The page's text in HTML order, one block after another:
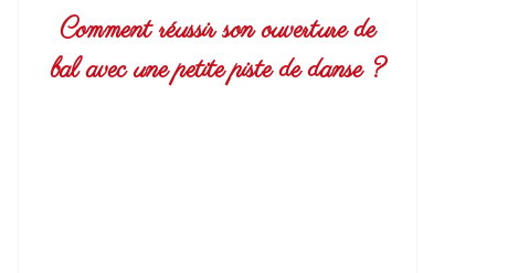
Comment réussir son ouverture de
bal avec une petite piste de danse ?